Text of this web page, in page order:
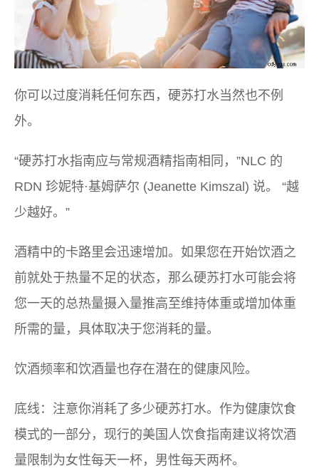
你可以过度消耗任何东西，硬苏打水当然也不例
外。
“硬苏打水指南应与常规酒精指南相同，”NLC 的
RDN 珍妮特·基姆萨尔 (Jeanette Kimszal) 说。 “越
少越好。”
酒精中的卡路里会迅速增加。如果您在开始饮酒之
前就处于热量不足的状态，那么硬苏打水可能会将
您一天的总热量摄入量推高至维持体重或增加体重
所需的量，具体取决于您消耗的量。
饮酒频率和饮酒量也存在潜在的健康风险。
底线：注意你消耗了多少硬苏打水。作为健康饮食
模式的一部分，现行的美国人饮食指南建议将饮酒
量限制为女性每天一杯，男性每天两杯。